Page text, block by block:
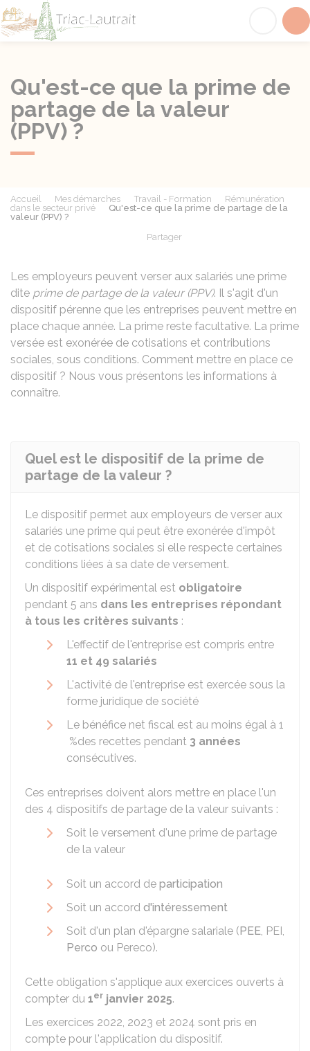
Qu'est-ce que la prime de
partage de la valeur
(PPV) ?
Accueil Mes démarches Travail - Formation
Rémunération
dans le secteur privé
Qu'est-ce que la prime de partage de la
valeur (PPV) ?
Partager
Les employeurs peuvent verser aux salariés une prime
dite prime de partage de la valeur (PPV). Il s'agit d'un
dispositif pérenne que les entreprises peuvent mettre en
place chaque année. La prime reste facultative. La prime
versée est exonérée de cotisations et contributions
sociales, sous conditions. Comment mettre en place ce
dispositif ? Nous vous présentons les informations à
connaître.
Quel est le dispositif de la prime de
partage de la valeur ?
Le dispositif permet aux employeurs de verser aux
salariés une prime qui peut être exonérée d'impôt
et de cotisations sociales si elle respecte certaines
conditions liées à sa date de versement.
Un dispositif expérimental est obligatoire
pendant 5 ans dans les entreprises répondant
à tous les critères suivants :
L'effectif de l'entreprise est compris entre
11 et 49 salariés
L'activité de l'entreprise est exercée sous la
forme juridique de société
Le bénéfice net fiscal est au moins égal à 1
%des recettes pendant 3 années
consécutives.
Ces entreprises doivent alors mettre en place l'un
des 4 dispositifs de partage de la valeur suivants :
Soit le versement d'une prime de partage
de la valeur
Soit un accord de participation
Soit un accord d'intéressement
Soit d'un plan d'épargne salariale (PEE, PEI,
Perco ou Pereco).
Cette obligation s'applique aux exercices ouverts à
compter du 1er janvier 2025.
Les exercices 2022, 2023 et 2024 sont pris en
compte pour l'application du dispositif.